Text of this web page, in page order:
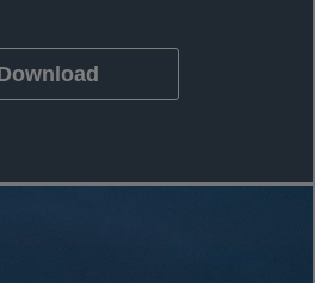
einer neuen Registerkarte